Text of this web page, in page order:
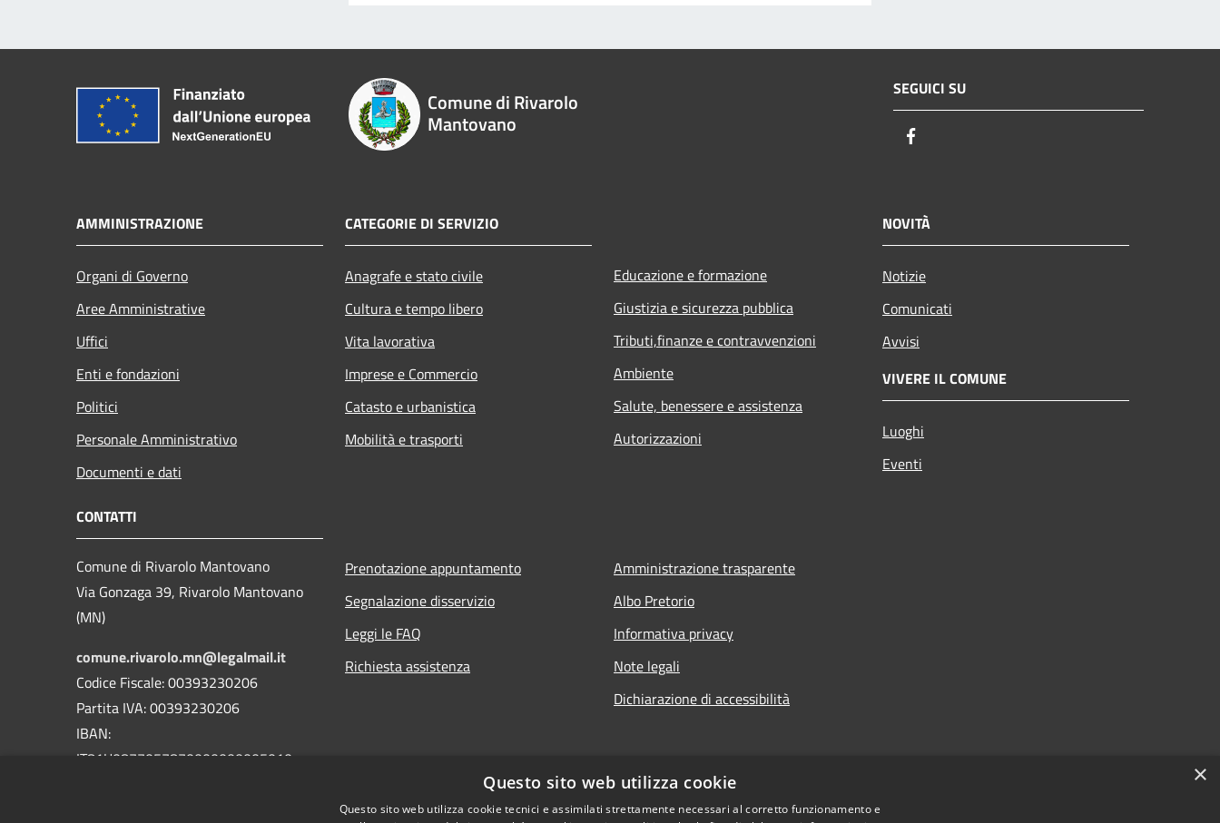
Comune di Rivarolo
Mantovano
SEGUICI SU
AMMINISTRAZIONE
Organi di Governo
Aree Amministrative
Uffici
Enti e fondazioni
Politici
Personale Amministrativo
Documenti e dati
CATEGORIE DI SERVIZIO
Anagrafe e stato civile
Cultura e tempo libero
Vita lavorativa
Imprese e Commercio
Catasto e urbanistica
Mobilità e trasporti
Educazione e formazione
Giustizia e sicurezza pubblica
Tributi,finanze e contravvenzioni
Ambiente
Salute, benessere e assistenza
Autorizzazioni
NOVITÀ
Notizie
Comunicati
Avvisi
VIVERE IL COMUNE
Luoghi
Eventi
CONTATTI
Comune di Rivarolo Mantovano
Via Gonzaga 39, Rivarolo Mantovano
(MN)
comune.rivarolo.mn@legalmail.it
Codice Fiscale: 00393230206
Partita IVA: 00393230206
IBAN:
IT81U0877057870000000005010
Prenotazione appuntamento
Segnalazione disservizio
Leggi le FAQ
Richiesta assistenza
Amministrazione trasparente
Albo Pretorio
Informativa privacy
Note legali
Dichiarazione di accessibilità
×
Questo sito web utilizza cookie
Questo sito web utilizza cookie tecnici e assimilati strettamente necessari al corretto funzionamento e